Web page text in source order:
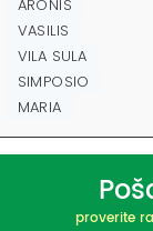
ARONIS
VASILIS
VILA SULA
SIMPOSIO
MARIA
proverite